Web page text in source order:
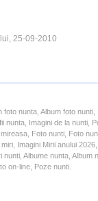
25-09-2010
foto nunta, Album foto
nunta, Imagini de la nunti,
Foto nunti, Foto
Imagini Mirii anului
nunti, Albume nunta,
on-line, Poze nunti.